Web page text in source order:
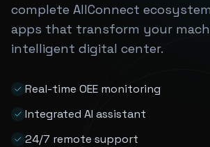
complete AllConnect
apps that transform your
intelligent digital center.
Real-time OEE monitoring
Integrated AI assistant
24/7 remote support